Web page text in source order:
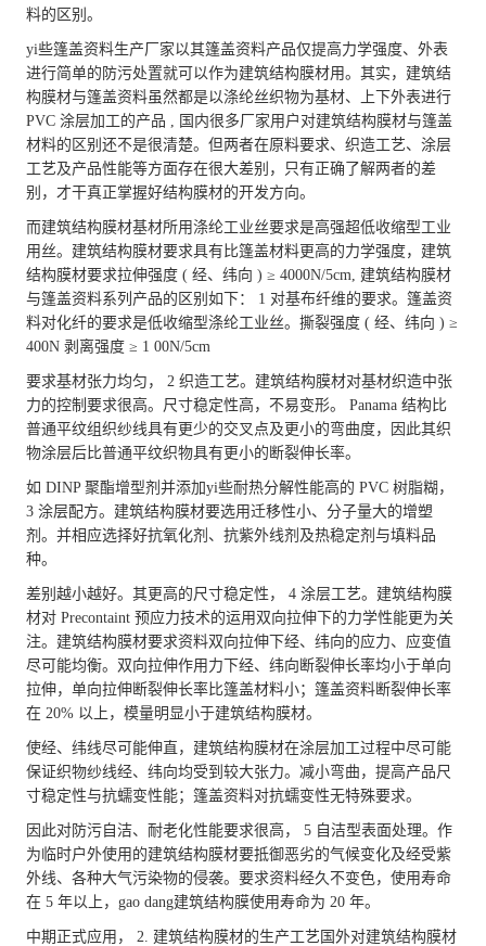
料的区别。
yi些篷盖资料生产厂家以其篷盖资料产品仅提高力学强度、外表
进行简单的防污处置就可以作为建筑结构膜材用。其实，建筑结
构膜材与篷盖资料虽然都是以涤纶丝织物为基材、上下外表进行
PVC 涂层加工的产品 , 国内很多厂家用户对建筑结构膜材与篷盖
材料的区别还不是很清楚。但两者在原料要求、织造工艺、涂层
工艺及产品性能等方面存在很大差别，只有正确了解两者的差
别，才干真正掌握好结构膜材的开发方向。
而建筑结构膜材基材所用涤纶工业丝要求是高强超低收缩型工业
用丝。建筑结构膜材要求具有比篷盖材料更高的力学强度，建筑
结构膜材要求拉伸强度 ( 经、纬向 ) ≥ 4000N/5cm, 建筑结构膜材
与篷盖资料系列产品的区别如下： 1 对基布纤维的要求。篷盖资
料对化纤的要求是低收缩型涤纶工业丝。撕裂强度 ( 经、纬向 ) ≥
400N 剥离强度 ≥ 1 00N/5cm
要求基材张力均匀， 2 织造工艺。建筑结构膜材对基材织造中张
力的控制要求很高。尺寸稳定性高，不易变形。 Panama 结构比
普通平纹组织纱线具有更少的交叉点及更小的弯曲度，因此其织
物涂层后比普通平纹织物具有更小的断裂伸长率。
如 DINP 聚酯增型剂并添加yi些耐热分解性能高的 PVC 树脂糊，
3 涂层配方。建筑结构膜材要选用迁移性小、分子量大的增塑
剂。并相应选择好抗氧化剂、抗紫外线剂及热稳定剂与填料品
种。
差别越小越好。其更高的尺寸稳定性， 4 涂层工艺。建筑结构膜
材对 Precontaint 预应力技术的运用双向拉伸下的力学性能更为关
注。建筑结构膜材要求资料双向拉伸下经、纬向的应力、应变值
尽可能均衡。双向拉伸作用力下经、纬向断裂伸长率均小于单向
拉伸，单向拉伸断裂伸长率比篷盖材料小；篷盖资料断裂伸长率
在 20% 以上，模量明显小于建筑结构膜材。
使经、纬线尽可能伸直，建筑结构膜材在涂层加工过程中尽可能
保证织物纱线经、纬向均受到较大张力。减小弯曲，提高产品尺
寸稳定性与抗蠕变性能；篷盖资料对抗蠕变性无特殊要求。
因此对防污自洁、耐老化性能要求很高， 5 自洁型表面处理。作
为临时户外使用的建筑结构膜材要抵御恶劣的气候变化及经受紫
外线、各种大气污染物的侵袭。要求资料经久不变色，使用寿命
在 5 年以上，gao dang建筑结构膜使用寿命为 20 年。
中期正式应用， 2. 建筑结构膜材的生产工艺国外对建筑结构膜材